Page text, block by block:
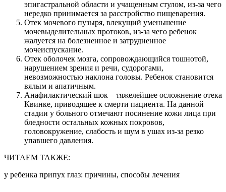
эпигастральной области и учащенным стулом, из-за чего
нередко принимается за расстройство пищеварения.
Отек мочевого пузыря, влекущий уменьшение
мочевыделительных протоков, из-за чего ребенок
жалуется на болезненное и затрудненное
мочеиспускание.
Отек оболочек мозга, сопровождающийся тошнотой,
нарушением зрения и речи, судорогами,
невозможностью наклона головы. Ребенок становится
вялым и апатичным.
Анафилактический шок – тяжелейшее осложнение отека
Квинке, приводящее к смерти пациента. На данной
стадии у больного отмечают посинение кожи лица при
бледности остальных кожных покровов,
головокружение, слабость и шум в ушах из-за резко
упавшего давления.
ЧИТАЕМ ТАКЖЕ:
у ребенка припух глаз: причины, способы лечения